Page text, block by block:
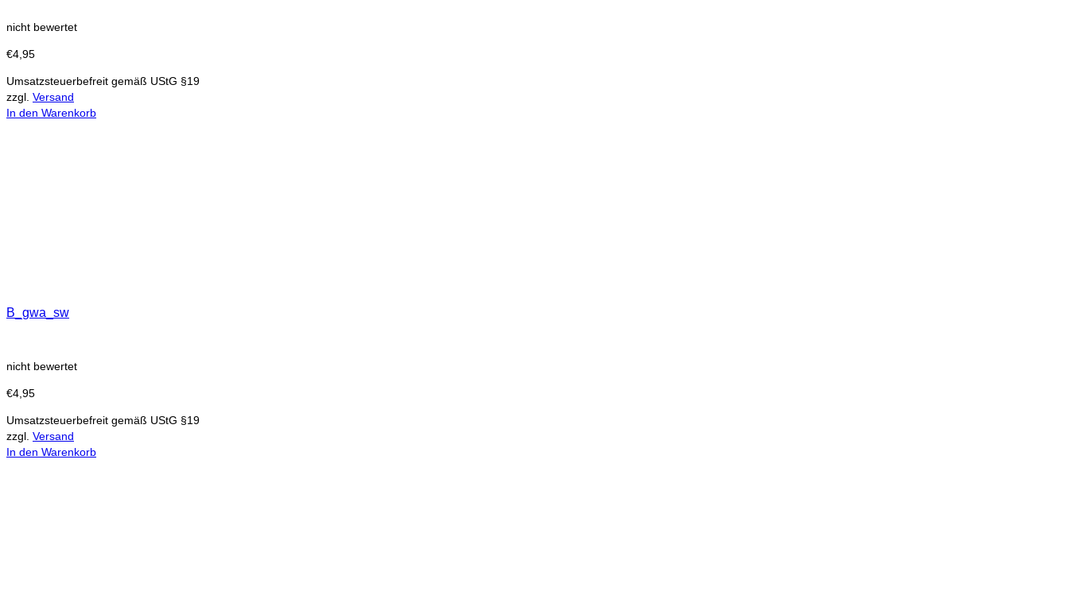
nicht bewertet
€4,95
Umsatzsteuerbefreit gemäß UStG §19
zzgl. Versand
In den Warenkorb
B_gwa_sw
nicht bewertet
€4,95
Umsatzsteuerbefreit gemäß UStG §19
zzgl. Versand
In den Warenkorb